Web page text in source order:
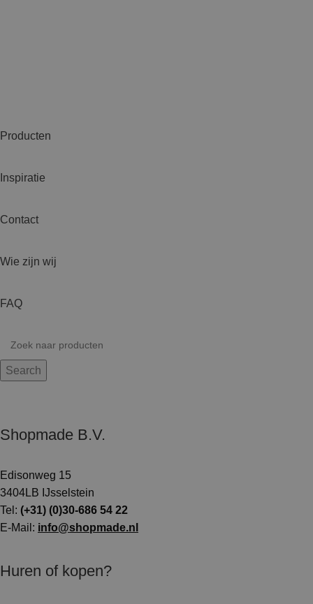
Producten
Inspiratie
Contact
Wie zijn wij
FAQ
Search
Shopmade B.V.
Edisonweg 15
3404LB IJsselstein
Tel: (+31) (0)30-686 54 22
E-Mail: info@shopmade.nl
Huren of kopen?